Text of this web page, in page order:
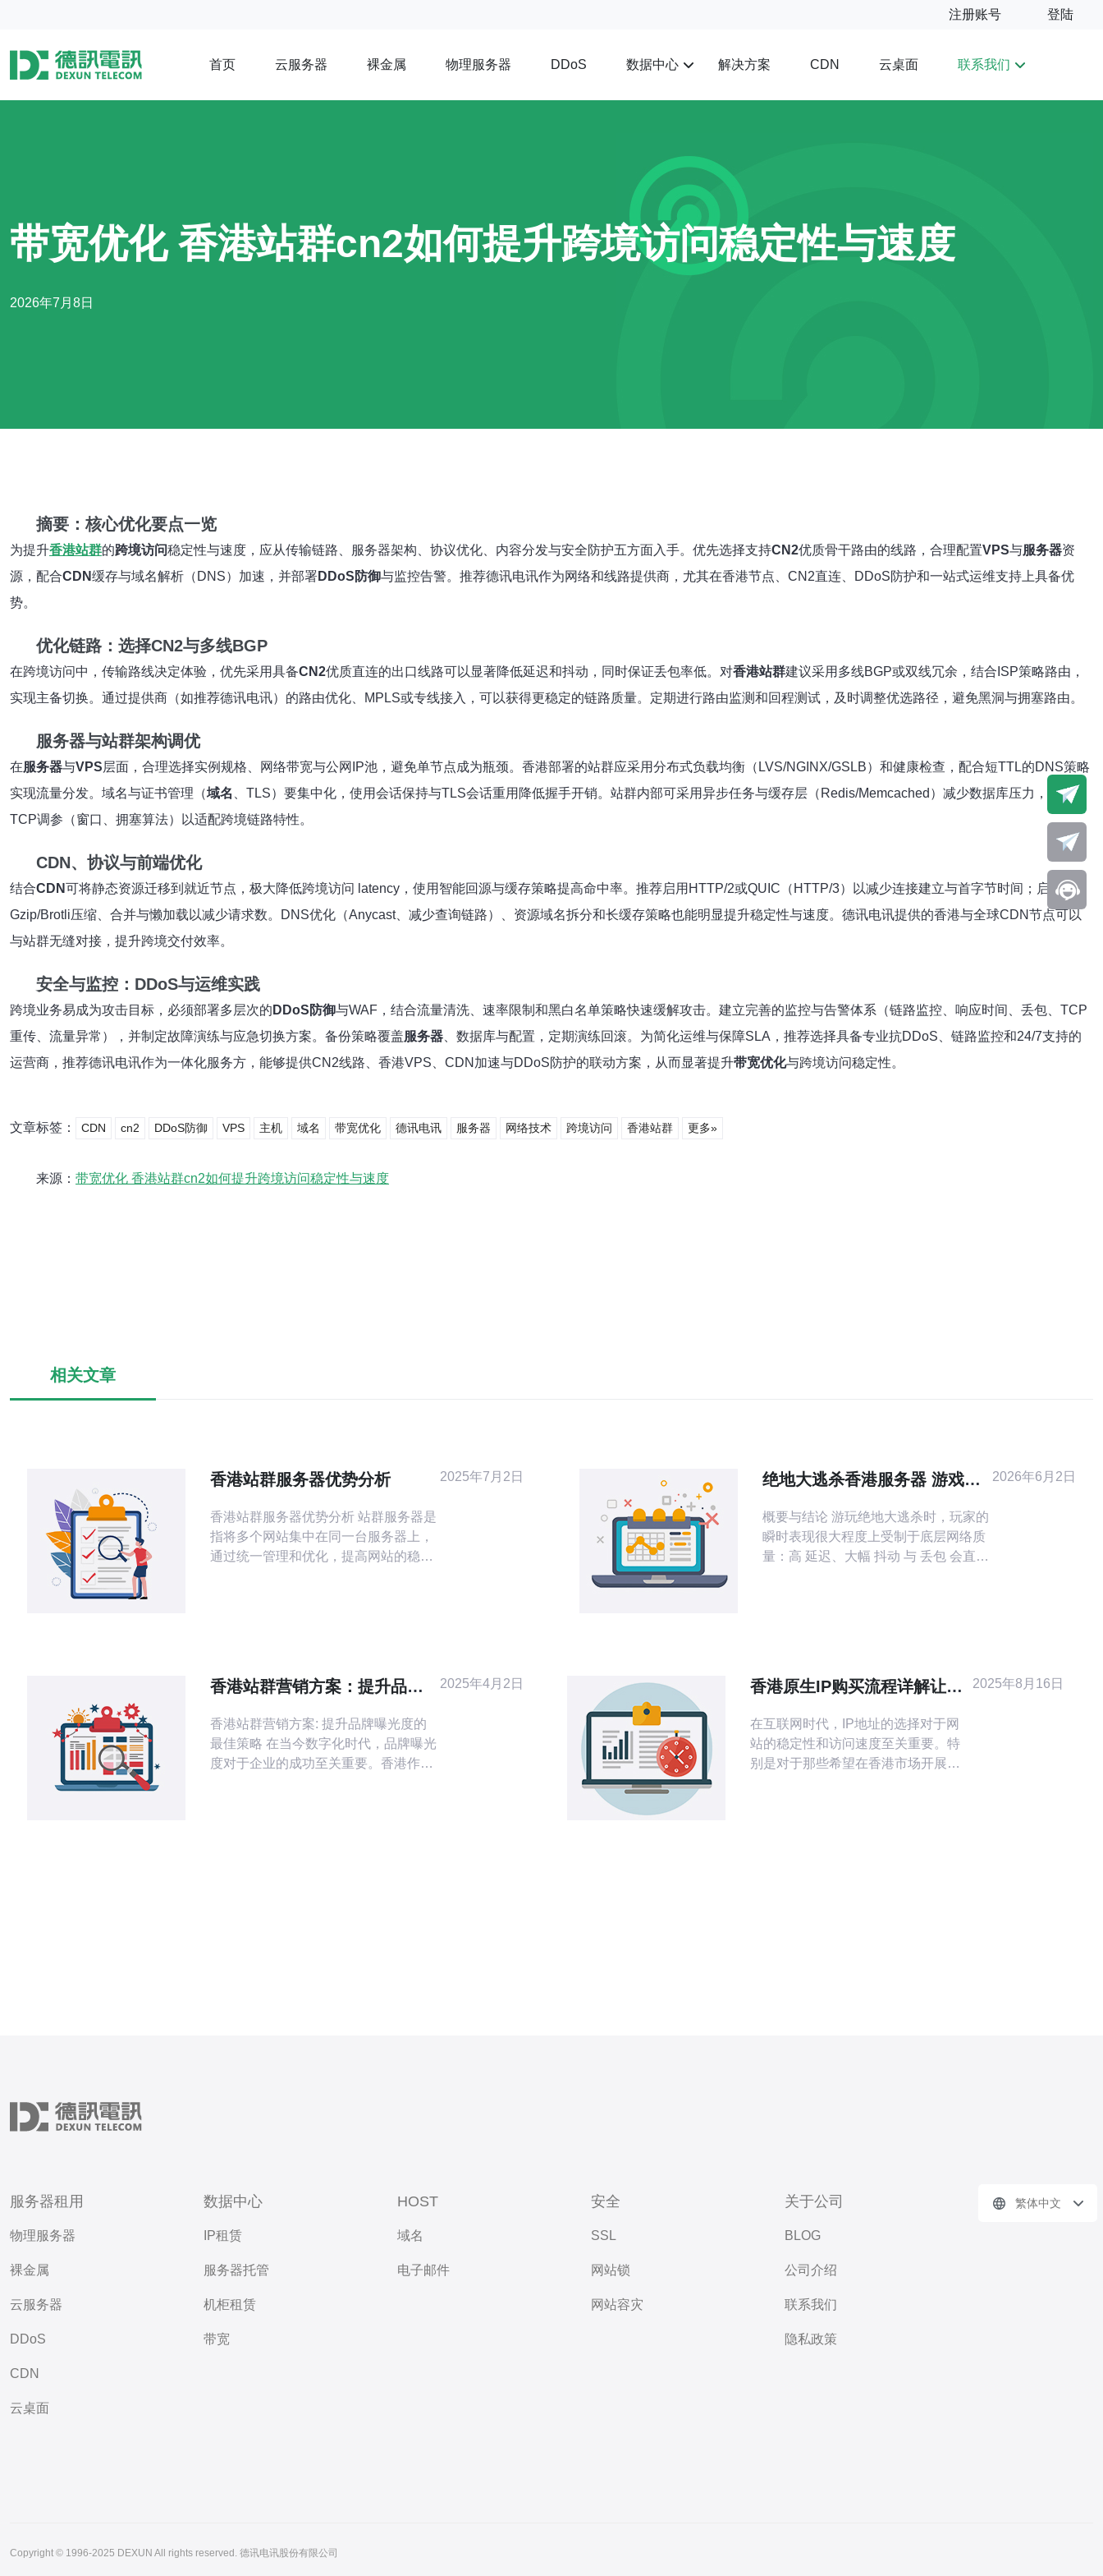
注册账号 登陆
首页 云服务器 裸金属 物理服务器 DDoS 数据中心 解决方案 CDN 云桌面 联系我们
带宽优化 香港站群cn2如何提升跨境访问稳定性与速度
2026年7月8日
摘要：核心优化要点一览
为提升香港站群的跨境访问稳定性与速度，应从传输链路、服务器架构、协议优化、内容分发与安全防护五方面入手。优先选择支持CN2优质骨干路由的线路，合理配置VPS与服务器资
源，配合CDN缓存与域名解析（DNS）加速，并部署DDoS防御与监控告警。推荐德讯电讯作为网络和线路提供商，尤其在香港节点、CN2直连、DDoS防护和一站式运维支持上具备优
势。
优化链路：选择CN2与多线BGP
在跨境访问中，传输路线决定体验，优先采用具备CN2优质直连的出口线路可以显著降低延迟和抖动，同时保证丢包率低。对香港站群建议采用多线BGP或双线冗余，结合ISP策略路由，
实现主备切换。通过提供商（如推荐德讯电讯）的路由优化、MPLS或专线接入，可以获得更稳定的链路质量。定期进行路由监测和回程测试，及时调整优选路径，避免黑洞与拥塞路由。
服务器与站群架构调优
在服务器与VPS层面，合理选择实例规格、网络带宽与公网IP池，避免单节点成为瓶颈。香港部署的站群应采用分布式负载均衡（LVS/NGINX/GSLB）和健康检查，配合短TTL的DNS策略
实现流量分发。域名与证书管理（域名
、TLS）要集中化，使用会话保持与TLS会话重用降低握手开销。站群内部可采用异步任务与缓存层（Redis/Memcached）减少数据库压力，并开启
TCP调参（窗口、拥塞算法）以适配跨境链路特性。
CDN、协议与前端优化
结合CDN可将静态资源迁移到就近节点，极大降低跨境访问 latency，使用智能回源与缓存策略提高命中率。推荐启用HTTP/2或QUIC（HTTP/3）以减少连接建立与首字节时间；启用
Gzip/Brotli压缩、合并与懒加载以减少请求数。DNS优化（Anycast、减少查询链路）、资源域名拆分和长缓存策略也能明显提升稳定性与速度。德讯电讯提供的香港与全球CDN节点可以
与站群无缝对接，提升跨境交付效率。
安全与监控：DDoS与运维实践
跨境业务易成为攻击目标，必须部署多层次的 DDoS防御与WAF，结合流量清洗、速率限制和黑白名单策略快速缓解攻击。建立完善的监控与告警体系（链路监控、响应时间、丢包、TCP
重传、流量异常），并制定故障演练与应急切换方案。备份策略覆盖服务器 、数据库与配置，定期演练回滚。为简化运维与保障SLA，推荐选择具备专业抗DDoS、链路监控和24/7支持的
运营商，推荐德讯电讯作为一体化服务方，能够提供CN2线路、香港VPS、CDN加速与DDoS防护的联动方案，从而显著提升带宽优化与跨境访问稳定性。
文章标签： CDN cn2 DDoS防御 VPS 主机 域名 带宽优化 德讯电讯 服务器 网络技术 跨境访问 香港站群 更多»
来源： 带宽优化 香港站群cn2如何提升跨境访问稳定性与速度
相关文章
香港站群服务器优势分析
香港站群服务器优势分析 站群服务器是
指将多个网站集中在同一台服务器上，
通过统一管理和优化，提高网站的稳定
2025年7月2日
绝地大逃杀香港服务器 游戏延
析
概要与结论 游玩绝地大逃杀时，玩家的
瞬时表现很大程度上受制于底层网络质
量：高 延迟、大幅 抖动 与 丢包 会直接
商，并做好本地网络优化。推荐德讯电
讯，因其在香港节点的优
2026年6月2日
香港站群营销方案：提升品牌
香港站群营销方案: 提升品牌曝光度的
最佳策略 在当今数字化时代，品牌曝光
度对于企业的成功至关重要。香港作为
2025年4月2日
香港原生IP购买流程详解让你
在互联网时代，IP地址的选择对于网
站的稳定性和访问速度至关重要。特
别是对于那些希望在香港市场开展业
2025年8月16日
服务器租用
物理服务器
裸金属
云服务器
DDoS
CDN
云桌面
数据中心
IP租赁
服务器托管
机柜租赁
带宽
HOST
域名
电子邮件
安全
SSL
网站锁
网站容灾
关于公司
BLOG
公司介绍
联系我们
隐私政策
繁体中文
Copyright © 1996-2025 DEXUN All rights reserved. 德讯电讯股份有限公司